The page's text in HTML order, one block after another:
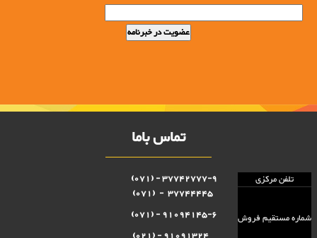
تماس باما
تلفن مرکزی 37742777-9 - (071)
شماره مستقيم فروش
91094145-6 - (071)